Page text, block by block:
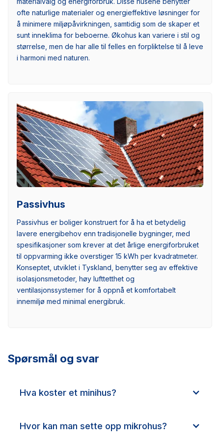
ofte naturlige materialer og energieffektive løsninger for
å minimere miljøpåvirkningen, samtidig som de skaper et
sunt inneklima for beboerne. Økohus kan variere i stil og
størrelse, men de har alle til felles en forpliktelse til å leve
i harmoni med naturen.
Passivhus
Passivhus er boliger konstruert for å ha et betydelig
lavere energibehov enn tradisjonelle bygninger, med
spesifikasjoner som krever at det årlige energiforbruket
til oppvarming ikke overstiger 15 kWh per kvadratmeter.
Konseptet, utviklet i Tyskland, benytter seg av effektive
isolasjonsmetoder, høy lufttetthet og
ventilasjonssystemer for å oppnå et komfortabelt
innemiljø med minimal energibruk.
Spørsmål og svar
Hva koster et minihus?
Hvor kan man sette opp mikrohus?